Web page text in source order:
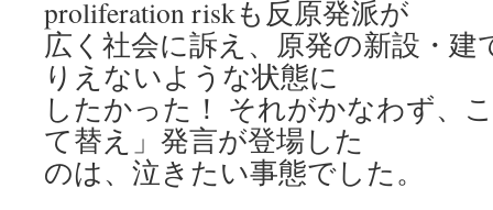
proliferation riskも反原発派が
広く社会に訴え、原発の新設・
りえないような状態に
したかった！ それがかなわず、
て替え」発言が登場した
のは、泣きたい事態でした。